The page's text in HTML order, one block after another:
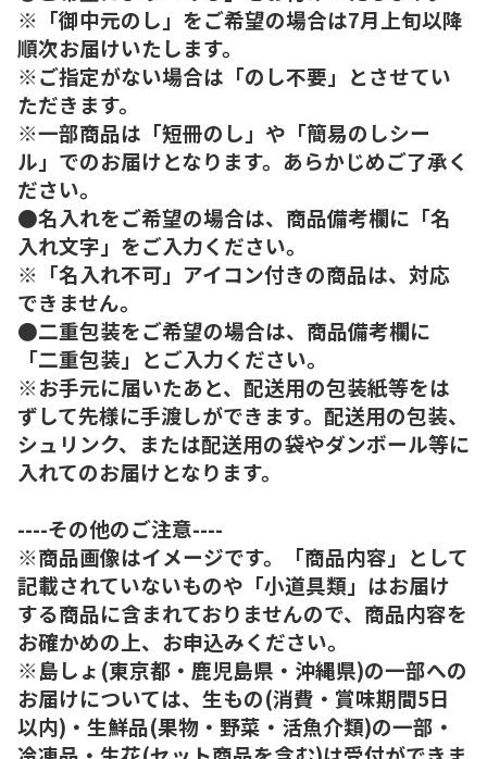
※「御中元のし」をご希望の場合は7月上旬以降
順次お届けいたします。
※ご指定がない場合は「のし不要」とさせてい
ただきます。
※一部商品は「短冊のし」や「簡易のしシー
ル」でのお届けとなります。あらかじめご了承く
ださい。
●名入れをご希望の場合は、商品備考欄に「名
入れ文字」をご入力ください。
※「名入れ不可」アイコン付きの商品は、対応
できません。
●二重包装をご希望の場合は、商品備考欄に
「二重包装」とご入力ください。
※お手元に届いたあと、配送用の包装紙等をは
ずして先様に手渡しができます。配送用の包装、
シュリンク、または配送用の袋やダンボール等に
入れてのお届けとなります。
----その他のご注意----
※商品画像はイメージです。「商品内容」として
記載されていないものや「小道具類」はお届け
する商品に含まれておりませんので、商品内容を
お確かめの上、お申込みください。
※島しょ(東京都・鹿児島県・沖縄県)の一部への
お届けについては、生もの(消費・賞味期間5日
以内)・生鮮品(果物・野菜・活魚介類)の一部・